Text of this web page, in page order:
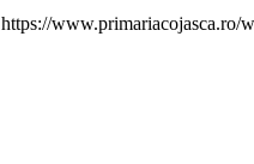
https://www.primariacojasca.ro/